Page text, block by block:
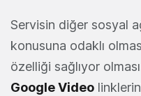
Servisin diğer sosyal
konusuna odaklı
özelliği sağlıyor
Google Video